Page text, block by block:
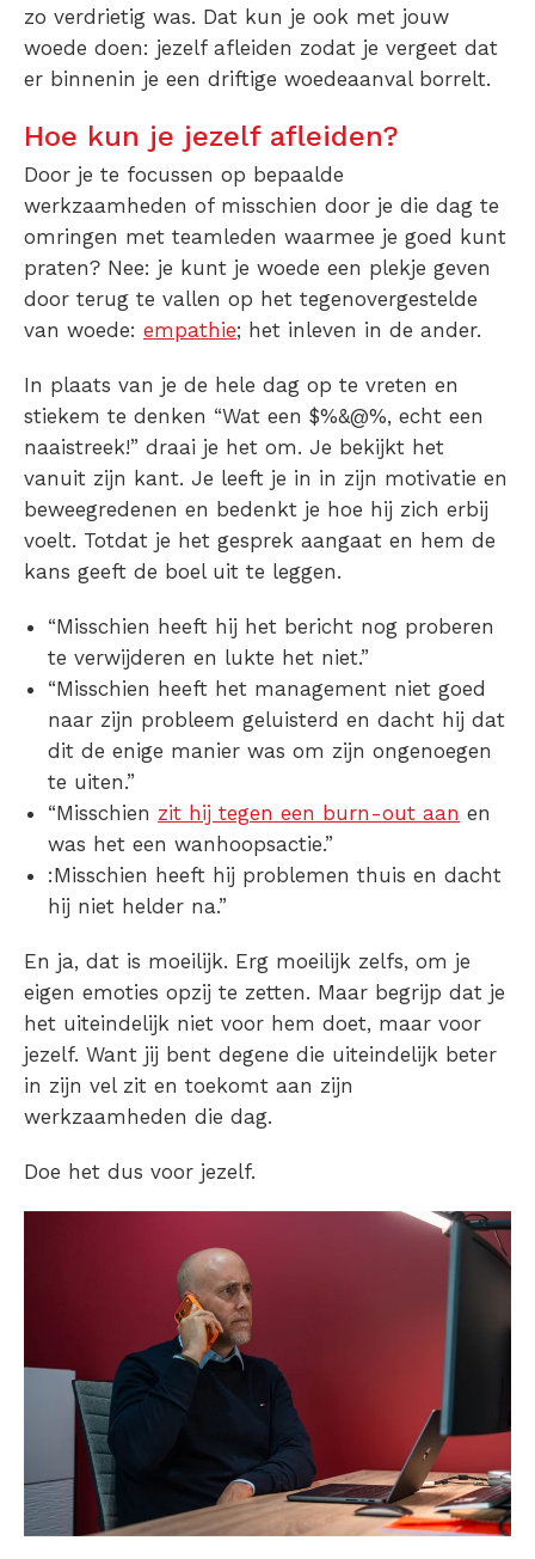
zo verdrietig was. Dat kun je ook met jouw
woede doen: jezelf afleiden zodat je vergeet dat
er binnenin je een driftige woedeaanval borrelt.
Hoe kun je jezelf afleiden?
Door je te focussen op bepaalde
werkzaamheden of misschien door je die dag te
omringen met teamleden waarmee je goed kunt
praten? Nee: je kunt je woede een plekje geven
door terug te vallen op het tegenovergestelde
van woede: empathie; het inleven in de ander.
In plaats van je de hele dag op te vreten en
stiekem te denken “Wat een $%&@%, echt een
naaistreek!” draai je het om. Je bekijkt het
vanuit zijn kant. Je leeft je in in zijn motivatie en
beweegredenen en bedenkt je hoe hij zich erbij
voelt. Totdat je het gesprek aangaat en hem de
kans geeft de boel uit te leggen.
“Misschien heeft hij het bericht nog proberen
te verwijderen en lukte het niet.”
“Misschien heeft het management niet goed
naar zijn probleem geluisterd en dacht hij dat
dit de enige manier was om zijn ongenoegen
te uiten.”
“Misschien zit hij tegen een burn-out aan en
was het een wanhoopsactie.”
:Misschien heeft hij problemen thuis en dacht
hij niet helder na.”
En ja, dat is moeilijk. Erg moeilijk zelfs, om je
eigen emoties opzij te zetten. Maar begrijp dat je
het uiteindelijk niet voor hem doet, maar voor
jezelf. Want jij bent degene die uiteindelijk beter
in zijn vel zit en toekomt aan zijn
werkzaamheden die dag.
Doe het dus voor jezelf.